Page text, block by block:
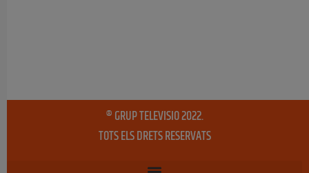
® GRUP TELEVISIO 2022.
TOTS ELS DRETS RESERVATS